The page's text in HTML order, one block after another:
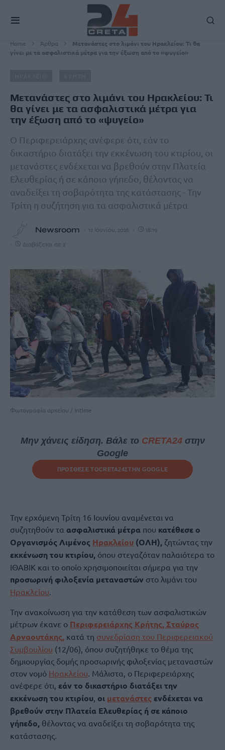
Home Άρθρα
Μετανάστες στο λιμάνι του Ηρακλείου: Τι θα
γίνει με τα ασφαλιστικά μέτρα για την έξωση από το «ψυγείο»
Μετανάστες στο λιμάνι του Ηρακλείου: Τι
θα γίνει με τα ασφαλιστικά μέτρα για
την έξωση από το «ψυγείο»
Ο Περιφερειάρχης ανέφερε ότι, εάν το
δικαστήριο διατάξει την εκκένωση του κτιρίου, οι
μετανάστες ενδέχεται να βρεθούν στην Πλατεία
Ελευθερίας ή σε κάποιο γήπεδο, θέλοντας να
αναδείξει τη σοβαρότητα της κατάστασης - Την
Τρίτη η συζήτηση για τα ασφαλιστικά μέτρα
Newsroom 12 Ιουνίου, 2026 18:19
Διαβάζεται σε 2'
Φωτογραφία αρχείου / Intime
Μην χάνεις είδηση. Βάλε το CRETA24στην
Google
ΠΡΟΣΘΕΣΕ ΤΟCRETA24ΣΤΗΝ GOOGLE
Την ερχόμενη Τρίτη 16 Ιουνίου αναμένεται να
συζητηθούν τα ασφαλιστικά μέτρα που κατέθεσε ο
Οργανισμός Λιμένος Ηρακλείου (ΟΛΗ), ζητώντας την
εκκένωση του κτιρίου, όπου στεγαζόταν παλαιότερα το
ΙΘΑΒΙΚ και το οποίο χρησιμοποιείται σήμερα για την
προσωρινή φιλοξενία μεταναστών στο λιμάνι του
Ηρακλείου.
Την ανακοίνωση για την κατάθεση των ασφαλιστικών
μέτρων έκανε ο Περιφερειάρχης Κρήτης, Σταύρος
Αρναουτάκης, κατά τη συνεδρίαση του Περιφερειακού
Συμβουλίου (12/06), όπου συζητήθηκε το θέμα της
δημιουργίας δομής προσωρινής φιλοξενίας μεταναστών
στον νομό Ηρακλείου. Μάλιστα, ο Περιφερειάρχης
ανέφερε ότι, εάν το δικαστήριο διατάξει την
εκκένωση του κτιρίου, οι μετανάστες ενδέχεται να
βρεθούν στην Πλατεία Ελευθερίας ή σε κάποιο
γήπεδο, θέλοντας να αναδείξει τη σοβαρότητα της
κατάστασης.